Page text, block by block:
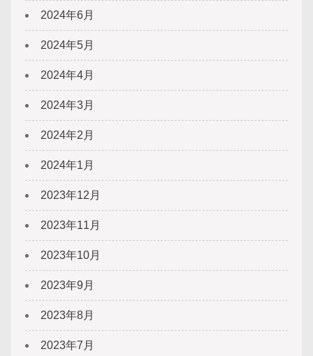
2024年6月
2024年5月
2024年4月
2024年3月
2024年2月
2024年1月
2023年12月
2023年11月
2023年10月
2023年9月
2023年8月
2023年7月